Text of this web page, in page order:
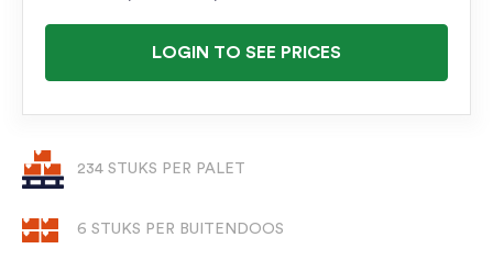
LOGIN TO SEE PRICES
234 STUKS PER PALET
6 STUKS PER BUITENDOOS